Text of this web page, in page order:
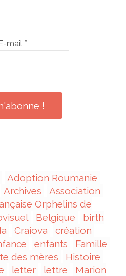
mail *
Adoption Roumanie
Archives
Association
Orphelins de
Belgique
birth
Craiova
création
enfants
Famille
des mères
Histoire
letter lettre
Marion